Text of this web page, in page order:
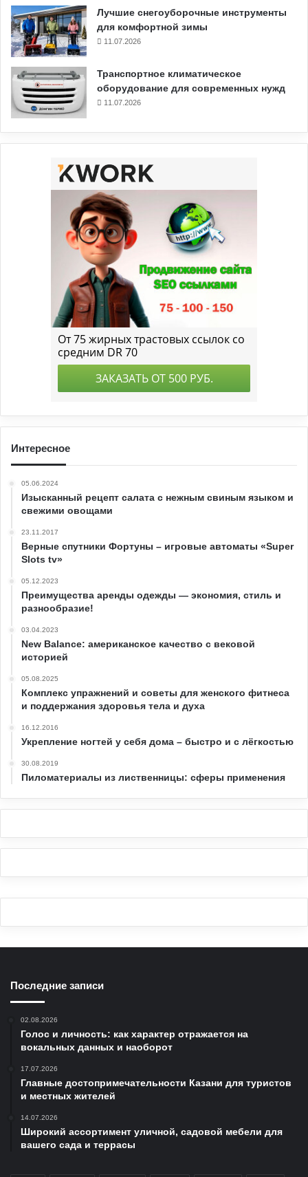
Лучшие снегоуборочные инструменты
для комфортной зимы
11.07.2026
Транспортное климатическое
оборудование для современных нужд
11.07.2026
Интересное
05.06.2024
Изысканный рецепт салата с нежным свиным языком и
свежими овощами
23.11.2017
Верные спутники Фортуны – игровые автоматы «Super
Slots tv»
05.12.2023
Преимущества аренды одежды — экономия, стиль и
разнообразие!
03.04.2023
New Balance: американское качество с вековой
историей
05.08.2025
Комплекс упражнений и советы для женского фитнеса
и поддержания здоровья тела и духа
16.12.2016
Укрепление ногтей у себя дома – быстро и с лёгкостью
30.08.2019
Пиломатериалы из лиственницы: сферы применения
Последние записи
02.08.2026
Голос и личность: как характер отражается на
вокальных данных и наоборот
17.07.2026
Главные достопримечательности Казани для туристов
и местных жителей
14.07.2026
Широкий ассортимент уличной, садовой мебели для
вашего сада и террасы